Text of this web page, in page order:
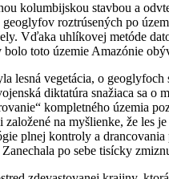
kolumbijskou stavbou a
roztrúsených po
Vďaka uhlíkovej metóde
toto územie Amazónie
lesná vegetácia, o
diktatúra snažiaca sa o
kompletného územia
na myšlienke, že les
plnej kontroly a
po sebe tisícky